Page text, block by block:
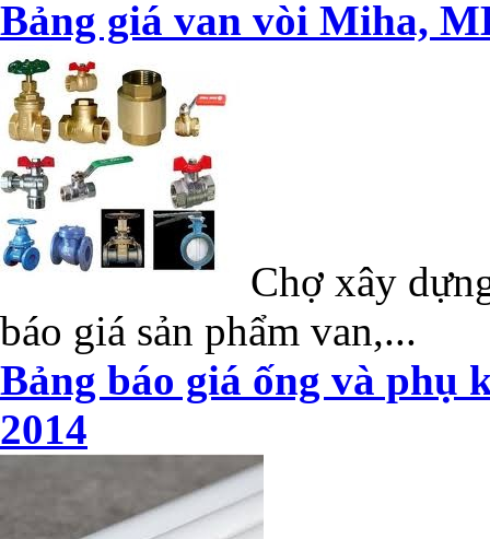
Bảng giá van vòi Miha,
Chợ xây
báo giá sản phẩm van,...
Bảng báo giá ống và phụ
2014